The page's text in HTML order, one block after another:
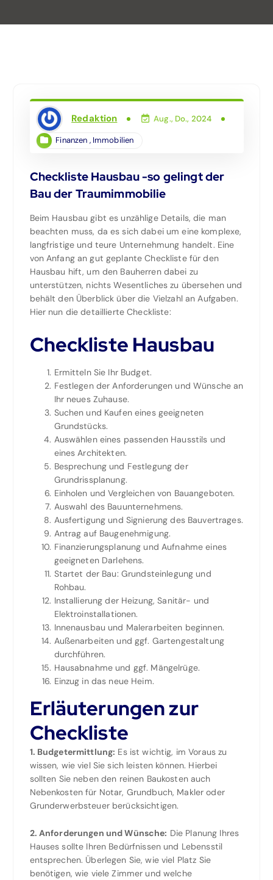
Redaktion Aug., Do., 2024
Finanzen , Immobilien
Checkliste Hausbau -so gelingt der
Bau der Traumimmobilie
Beim Hausbau gibt es unzählige Details, die man
beachten muss, da es sich dabei um eine komplexe,
langfristige und teure Unternehmung handelt. Eine
von Anfang an gut geplante Checkliste für den
Hausbau hift, um den Bauherren dabei zu
unterstützen, nichts Wesentliches zu übersehen und
behält den Überblick über die Vielzahl an Aufgaben.
Hier nun die detaillierte Checkliste:
Checkliste Hausbau
Ermitteln Sie Ihr Budget.
Festlegen der Anforderungen und Wünsche an
Ihr neues Zuhause.
Suchen und Kaufen eines geeigneten
Grundstücks.
Auswählen eines passenden Hausstils und
eines Architekten.
Besprechung und Festlegung der
Grundrissplanung.
Einholen und Vergleichen von Bauangeboten.
Auswahl des Bauunternehmens.
Ausfertigung und Signierung des Bauvertrages.
Antrag auf Baugenehmigung.
Finanzierungsplanung und Aufnahme eines
geeigneten Darlehens.
Startet der Bau: Grundsteinlegung und
Rohbau.
Installierung der Heizung, Sanitär- und
Elektroinstallationen.
Innenausbau und Malerarbeiten beginnen.
Außenarbeiten und ggf. Gartengestaltung
durchführen.
Hausabnahme und ggf. Mängelrüge.
Einzug in das neue Heim.
Erläuterungen zur
Checkliste
1. Budgetermittlung: Es ist wichtig, im Voraus zu
wissen, wie viel Sie sich leisten können. Hierbei
sollten Sie neben den reinen Baukosten auch
Nebenkosten für Notar, Grundbuch, Makler oder
Grunderwerbsteuer berücksichtigen.
2. Anforderungen und Wünsche: Die Planung Ihres
Hauses sollte Ihren Bedürfnissen und Lebensstil
entsprechen. Überlegen Sie, wie viel Platz Sie
benötigen, wie viele Zimmer und welche